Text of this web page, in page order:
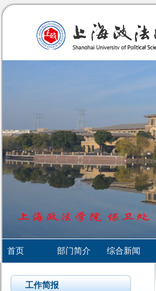
首页 部门简介 综合新闻
工作简报